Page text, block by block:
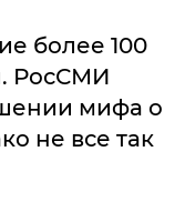
более 100
РосСМИ
мифа о
не все так